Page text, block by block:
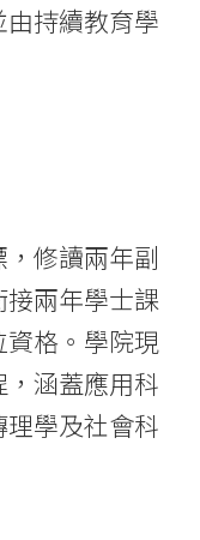
持續教育學
修讀兩年副
兩年學士課
格。學院現
涵蓋應用科
學及社會科